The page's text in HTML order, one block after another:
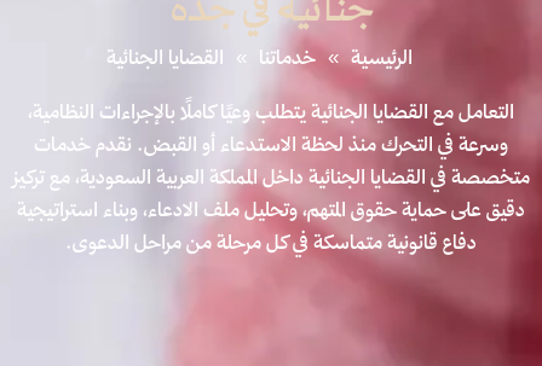
جنائية في جدة​
الرئيسية » خدماتنا » القضايا الجنائية
التعامل مع القضايا الجنائية يتطلب وعيًا كاملًا بالإجراءات النظامية،
وسرعة في التحرك منذ لحظة الاستدعاء أو القبض. نقدم خدمات
متخصصة في القضايا الجنائية داخل المملكة العربية السعودية، مع تركيز
دقيق على حماية حقوق المتهم، وتحليل ملف الادعاء، وبناء استراتيجية
دفاع قانونية متماسكة في كل مرحلة من مراحل الدعوى.